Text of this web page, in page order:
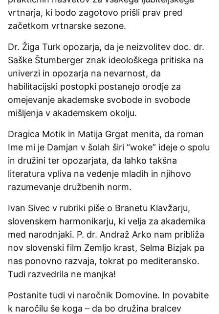
vrtnarja, ki bodo zagotovo prišli prav pred
začetkom vrtnarske sezone.
Dr. Žiga Turk opozarja, da je neizvolitev doc. dr.
Saške Štumberger znak ideološkega pritiska na
univerzi in opozarja na nevarnost, da
habilitacijski postopki postanejo orodje za
omejevanje akademske svobode in svobode
mišljenja v akademskem okolju.
Dragica Motik in Matija Grgat menita, da roman
Ime mi je Damjan v šolah širi “woke” ideje o spolu
in družini ter opozarjata, da lahko takšna
literatura vpliva na vedenje mladih in njihovo
razumevanje družbenih norm.
Ivan Sivec v rubriki piše o Branetu Klavžarju,
slovenskem harmonikarju, ki velja za akademika
med narodnjaki. P. dr. Andraž Arko nam približa
nov slovenski film Zemljo krast, Selma Bizjak pa
nas ponovno razvaja, tokrat po mediteransko.
Tudi razvedrila ne manjka!
Postanite tudi vi naročnik Domovine. In povabite
k naročilu še koga – da bo družina bralcev